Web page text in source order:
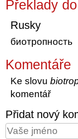
Překlady
Rusky
биотропность
Komentáře
Ke slovu
komentář
Přidat nový